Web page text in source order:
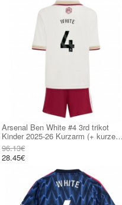
Arsenal Ben White #4 3rd trikot
Kinder 2025-26 Kurzarm (+ kurze
hosen)
96.13€
28.45€